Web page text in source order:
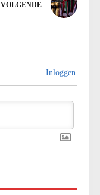
VOLGENDE
Inloggen